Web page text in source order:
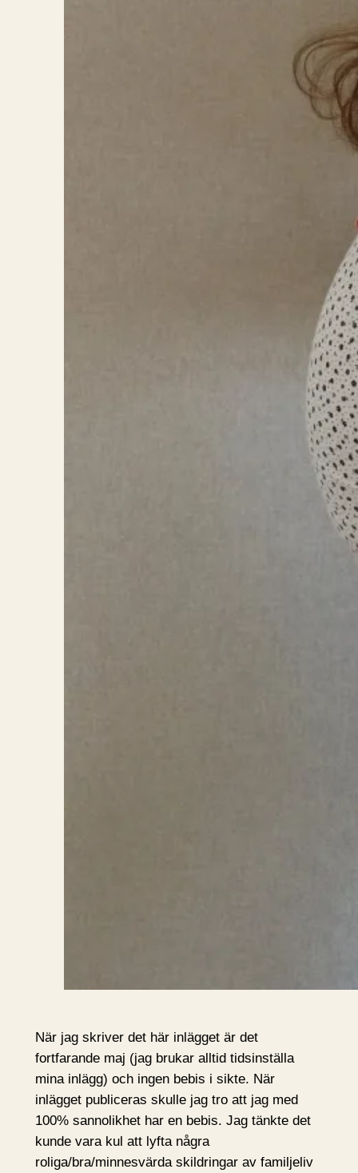
När jag skriver det här inlägget är det
fortfarande maj (jag brukar alltid tidsinställa
mina inlägg) och ingen bebis i sikte. När
inlägget publiceras skulle jag tro att jag med
100% sannolikhet har en bebis. Jag tänkte det
kunde vara kul att lyfta några
roliga/bra/minnesvärda skildringar av familjeliv